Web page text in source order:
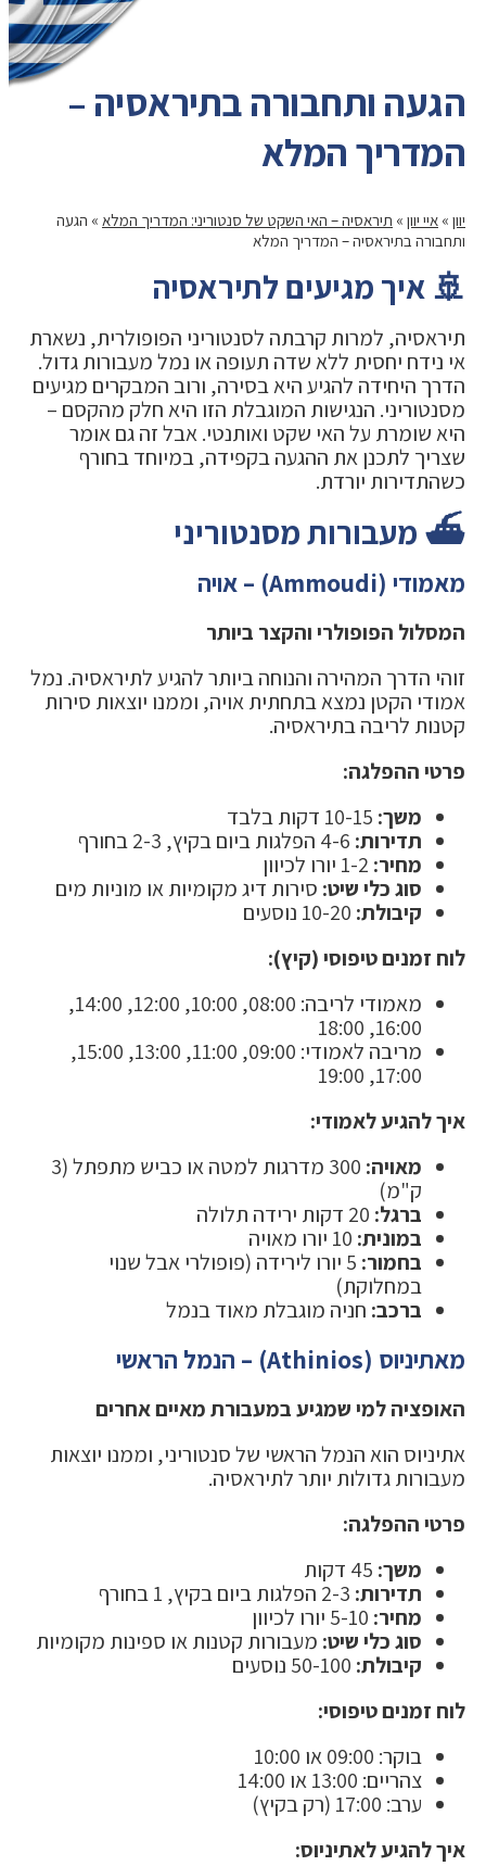
הגעה ותחבורה בתיראסיה –
המדריך המלא
יוון » איי יוון » תיראסיה – האי השקט של סנטוריני: המדריך המלא » הגעה
ותחבורה בתיראסיה – המדריך המלא
🚢 איך מגיעים לתיראסיה
תיראסיה, למרות קרבתה לסנטוריני הפופולרית, נשארת
אי נידח יחסית ללא שדה תעופה או נמל מעבורות גדול.
הדרך היחידה להגיע היא בסירה, ורוב המבקרים מגיעים
מסנטוריני. הנגישות המוגבלת הזו היא חלק מהקסם –
היא שומרת על האי שקט ואותנטי. אבל זה גם אומר
שצריך לתכנן את ההגעה בקפידה, במיוחד בחורף
כשהתדירות יורדת.
⛴️ מעבורות מסנטוריני
מאמודי (Ammoudi) – אויה
המסלול הפופולרי והקצר ביותר
זוהי הדרך המהירה והנוחה ביותר להגיע לתיראסיה. נמל
אמודי הקטן נמצא בתחתית אויה, וממנו יוצאות סירות
קטנות לריבה בתיראסיה.
פרטי ההפלגה:
משך:
תדירות:
מחיר:
סוג כלי שיט: סירות דיג מקומיות או מוניות מים
קיבולת:
לוח זמנים טיפוסי (קיץ):
מאמודי לריבה: 08:00, 10:00, 12:00, 14:00,
16:00, 18:00
מריבה לאמודי: 09:00, 11:00, 13:00, 15:00,
17:00, 19:00
איך להגיע לאמודי:
מאויה:
300 מדרגות למטה או כביש מתפתל (3
ק"מ)
ברגל:
במונית:
בחמור:
5 יורו לירידה (פופולרי אבל שנוי
במחלוקת)
ברכב: חניה מוגבלת מאוד בנמל
מאתיניוס (Athinios) – הנמל הראשי
האופציה למי שמגיע במעבורת מאיים אחרים
אתיניוס הוא הנמל הראשי של סנטוריני, וממנו יוצאות
מעבורות גדולות יותר לתיראסיה.
פרטי ההפלגה:
משך:
תדירות:
מחיר:
סוג כלי שיט: מעבורות קטנות או ספינות מקומיות
קיבולת:
לוח זמנים טיפוסי:
בוקר: 09:00 או 10:00
צהריים: 13:00 או 14:00
ערב: 17:00 (רק בקיץ)
איך להגיע לאתיניוס: